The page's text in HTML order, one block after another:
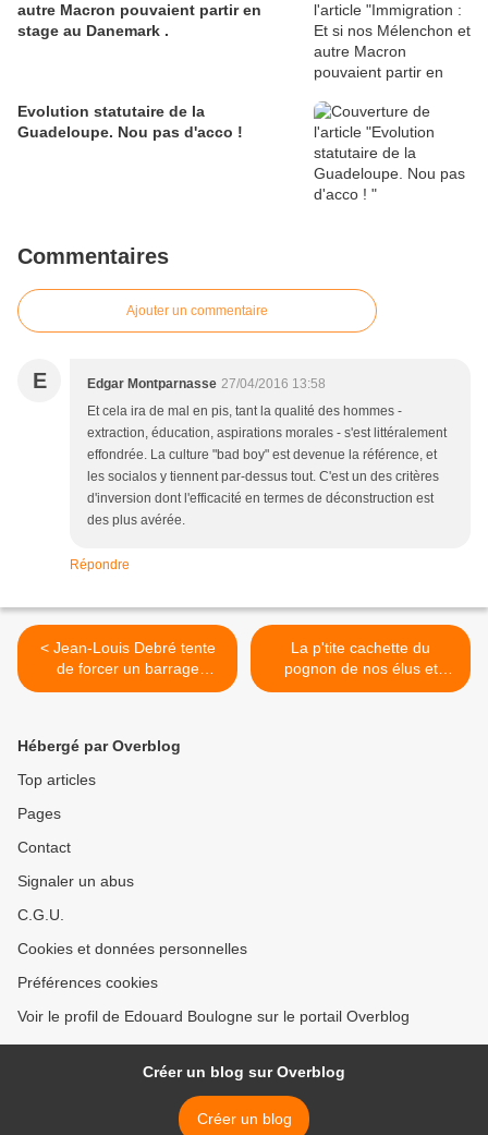
autre Macron pouvaient partir en
stage au Danemark .
Evolution statutaire de la
Guadeloupe. Nou pas d'acco !
Commentaires
Ajouter un commentaire
E Edgar Montparnasse 27/04/2016 13:58
Et cela ira de mal en pis, tant la qualité des hommes -
extraction, éducation, aspirations morales - s'est littéralement
effondrée. La culture "bad boy" est devenue la référence, et
les socialos y tiennent par-dessus tout. C'est un des critères
d'inversion dont l'efficacité en termes de déconstruction est
des plus avérée.
Répondre
< Jean-Louis Debré tente
de forcer un barrage
policier. ( Un exemple qui
La p'tite cachette du
pognon de nos élus et
dirigeants s'appellerait-
Hébergé par Overblog
Top articles
Pages
Contact
Signaler un abus
C.G.U.
Cookies et données personnelles
Préférences cookies
Voir le profil de Edouard Boulogne sur le portail Overblog
Créer un blog sur Overblog
Créer un blog